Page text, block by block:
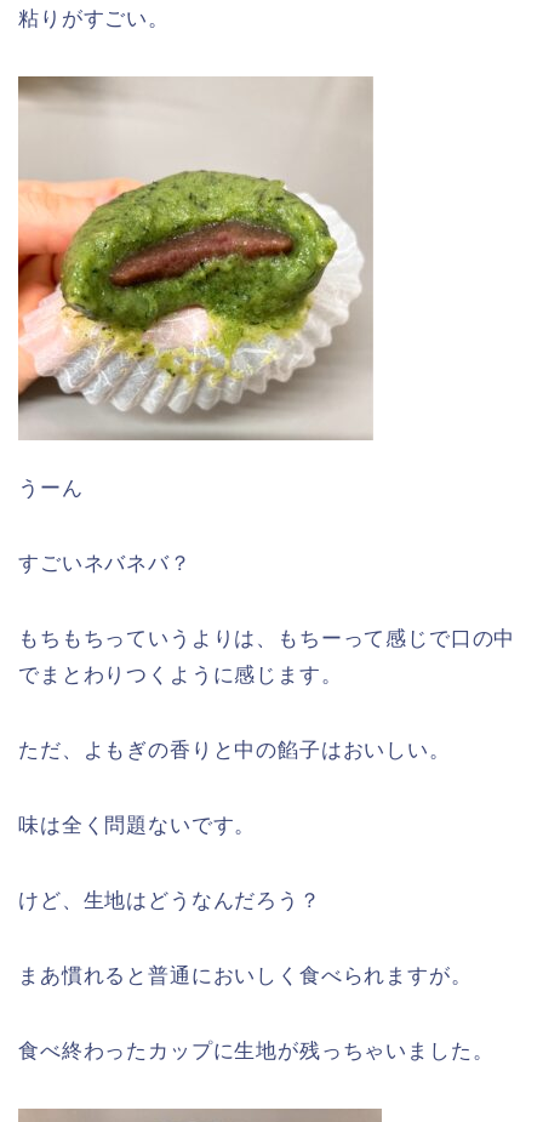
粘りがすごい。
うーん
すごいネバネバ？
もちもちっていうよりは、もちーって感じで口の中
でまとわりつくように感じます。
ただ、よもぎの香りと中の餡子はおいしい。
味は全く問題ないです。
けど、生地はどうなんだろう？
まあ慣れると普通においしく食べられますが。
食べ終わったカップに生地が残っちゃいました。